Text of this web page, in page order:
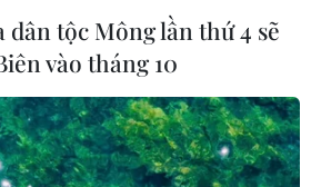
thị trưởng tình
rừng
ngăn chặn
dân tộc Mông lần thứ 4 sẽ
vào tháng 10